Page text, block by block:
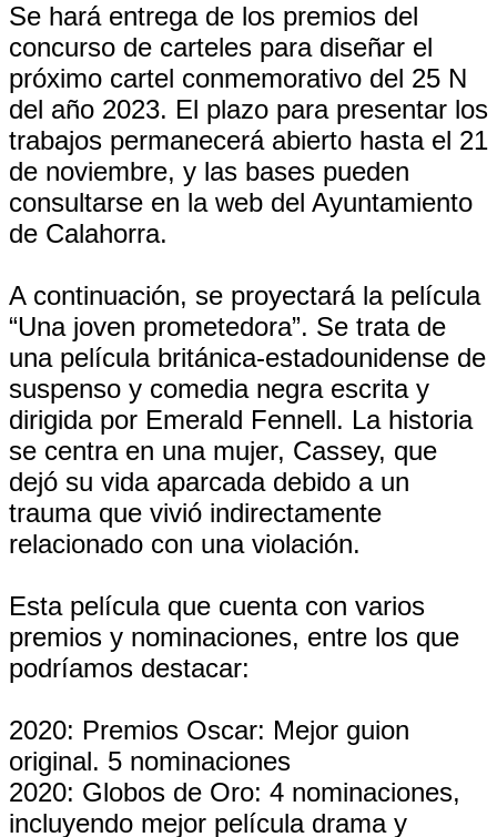
Se hará entrega de los premios del
concurso de carteles para diseñar el
próximo cartel conmemorativo del 25 N
del año 2023. El plazo para presentar los
trabajos permanecerá abierto hasta el 21
de noviembre, y las bases pueden
consultarse en la web del Ayuntamiento
de Calahorra.
A continuación, se proyectará la película
“Una joven prometedora”. Se trata de
una película británica-estadounidense de
suspenso y comedia negra escrita y
dirigida por Emerald Fennell. La historia
se centra en una mujer, Cassey, que
dejó su vida aparcada debido a un
trauma que vivió indirectamente
relacionado con una violación.
Esta película que cuenta con varios
premios y nominaciones, entre los que
podríamos destacar:
2020: Premios Oscar: Mejor guion
original. 5 nominaciones
2020: Globos de Oro: 4 nominaciones,
incluyendo mejor película drama y